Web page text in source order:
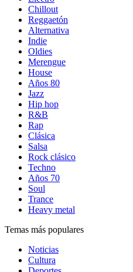
Chillout
Reggaetón
Alternativa
Indie
Oldies
Merengue
House
Años 80
Jazz
Hip hop
R&B
Rap
Clásica
Salsa
Rock clásico
Techno
Años 70
Soul
Trance
Heavy metal
Temas más populares
Noticias
Cultura